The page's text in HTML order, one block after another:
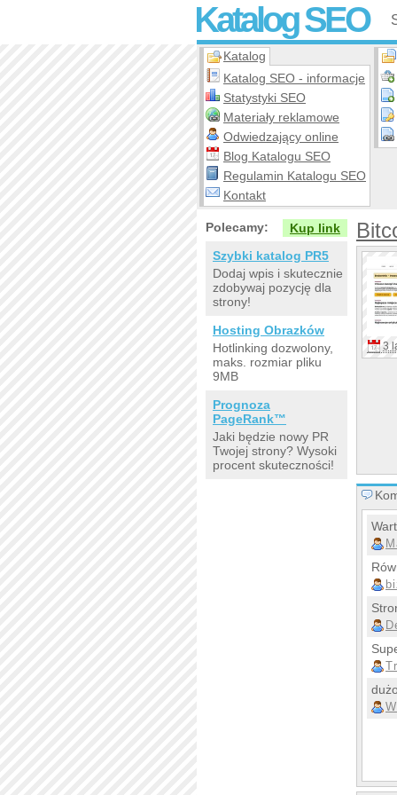
Katalog SEO
Katalog
Katalog SEO - informacje
Statystyki SEO
Materiały reklamowe
Odwiedzający online
Blog Katalogu SEO
Regulamin Katalogu SEO
Kontakt
3
Polecamy:
Kup link
Szybki katalog PR5
Dodaj wpis i skutecznie
zdobywaj pozycję dla
strony!
Hosting Obrazków
Hotlinking dozwolony,
maks. rozmiar pliku
9MB
Prognoza
PageRank™
Jaki będzie nowy PR
Twojej strony? Wysoki
procent skuteczności!